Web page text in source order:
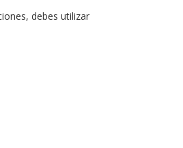
debes utilizar